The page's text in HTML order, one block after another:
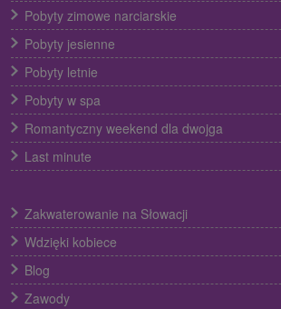
Pobyty zimowe narciarskie
Pobyty jesienne
Pobyty letnie
Pobyty w spa
Romantyczny weekend dla dwojga
Last minute
Zakwaterowanie na Słowacji
Wdzięki kobiece
Blog
Zawody